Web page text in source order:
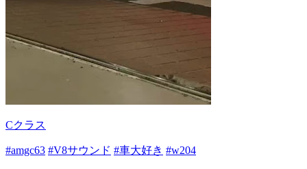
Cクラス
#amgc63 #V8サウンド #車大好き #w204